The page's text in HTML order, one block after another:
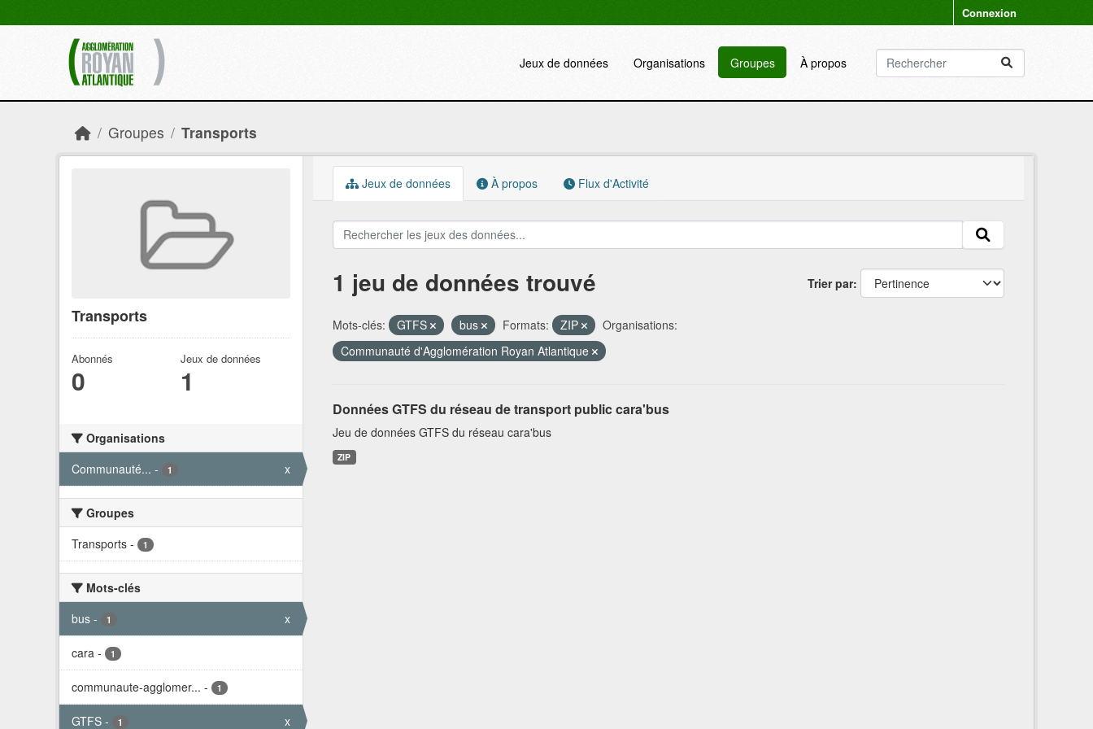
Connexion
Jeux de données Organisations Groupes À propos
Groupes Transports
Transports
Abonnés
0
Jeux de données
1
Organisations
Communauté... - 1 x
Groupes
Transports - 1
Mots-clés
bus - 1 x
cara - 1
communaute-agglomer... - 1
GTFS - 1 x
Jeux de données À propos Flux d'Activité
Trier par
1 jeu de données trouvé
Mots-clés: GTFS bus Formats: ZIP
Organisations:
Communauté d'Agglomération Royan Atlantique
Données GTFS du réseau de transport public cara'bus
Jeu de données GTFS du réseau cara'bus
ZIP